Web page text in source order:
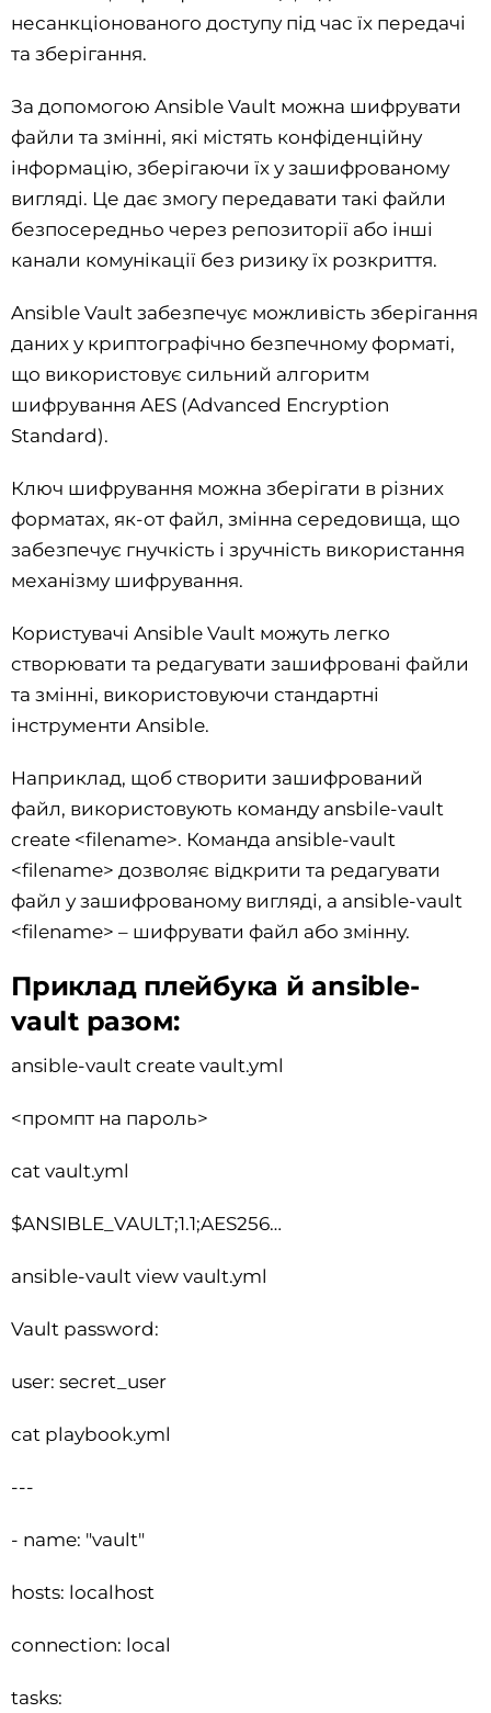
несанкціонованого доступу під час їх передачі
та зберігання.
За допомогою Ansible Vault можна шифрувати
файли та змінні, які містять конфіденційну
інформацію, зберігаючи їх у зашифрованому
вигляді. Це дає змогу передавати такі файли
безпосередньо через репозиторії або інші
канали комунікації без ризику їх розкриття.
Ansible Vault забезпечує можливість зберігання
даних у криптографічно безпечному форматі,
що використовує сильний алгоритм
шифрування AES (Advanced Encryption
Standard).
Ключ шифрування можна зберігати в різних
форматах, як-от файл, змінна середовища, що
забезпечує гнучкість і зручність використання
механізму шифрування.
Користувачі Ansible Vault можуть легко
створювати та редагувати зашифровані файли
та змінні, використовуючи стандартні
інструменти Ansible.
Наприклад, щоб створити зашифрований
файл, використовують команду ansbile-vault
create <filename>. Команда ansible-vault
<filename> дозволяє відкрити та редагувати
файл у зашифрованому вигляді, а ansible-vault
<filename> – шифрувати файл або змінну.
Приклад плейбука й ansible-
vault разом:
ansible-vault create vault.yml
<промпт на пароль>
cat vault.yml
$ANSIBLE_VAULT;1.1;AES256…
ansible-vault view vault.yml
Vault password:
user: secret_user
cat playbook.yml
---
- name: "vault"
hosts: localhost
connection: local
tasks: